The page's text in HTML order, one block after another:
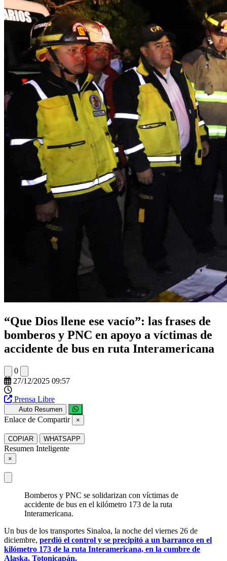
“Que Dios llene ese vacío”: las frases de
bomberos y PNC en apoyo a víctimas de
accidente de bus en ruta Interamericana
0
27/12/2025 09:57
Prensa Libre
Auto Resumen
Enlace de Compartir ×
COPIAR WHATSAPP
Resumen Inteligente
×
Bomberos y PNC se solidarizan con víctimas de
accidente de bus en el kilómetro 173 de la ruta
Interamericana.
Un bus de los transportes Sinaloa, la noche del viernes 26 de
diciembre, perdió el control y se precipitó a un barranco en el
kilómetro 173 de la ruta Interamericana, en la cumbre de
Alaska, Totonicapán.